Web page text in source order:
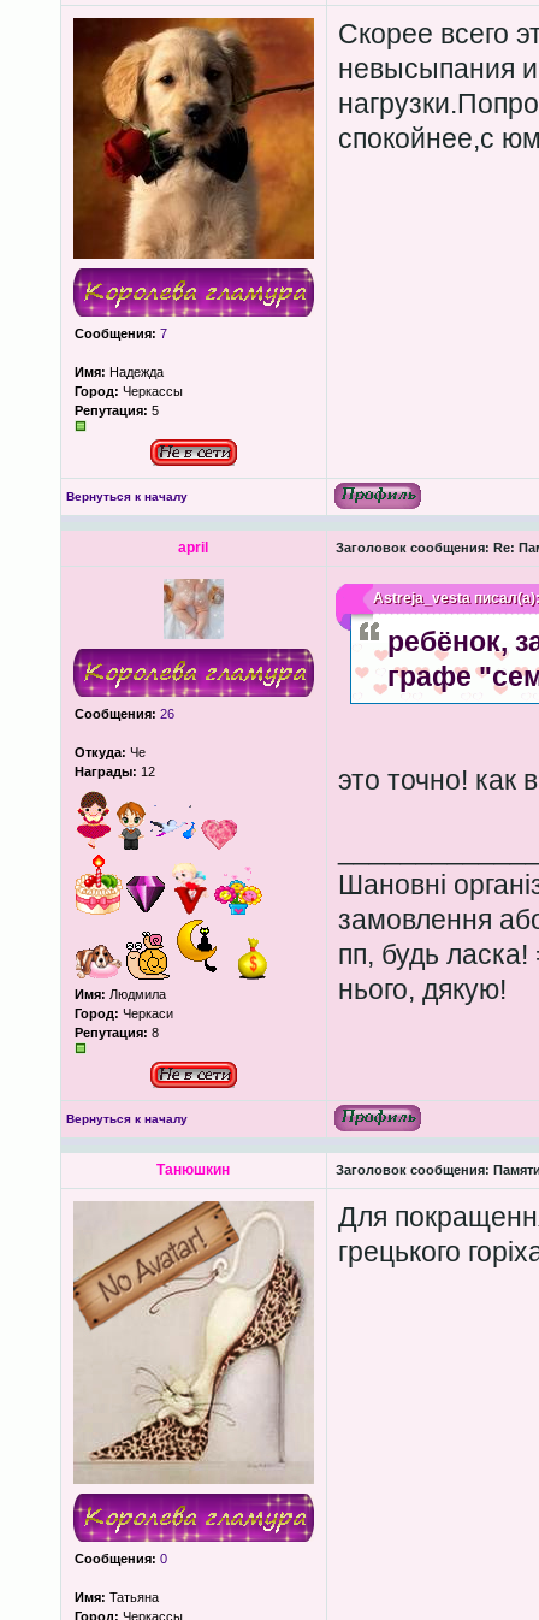
Сообщения: 7
Имя: Надежда
Город: Черкассы
Репутация: 5
Скорее всего
невысыпания
спокойнее,с
Вернуться к началу
april Заголовок сообщения: Re:
Сообщения: 26
Откуда: Че
Награды: 12
Имя: Людмила
Город: Черкаси
Репутация: 8
Astreja_vestaписал(а):
ребёнок,
графе
это точно! как
Шановні
замовлення
пп, будь
нього, дякую!
Вернуться к началу
Танюшкин Заголовок сообщения:
Сообщения: 0
Имя: Татьяна
Город: Черкассы
Для
грецького